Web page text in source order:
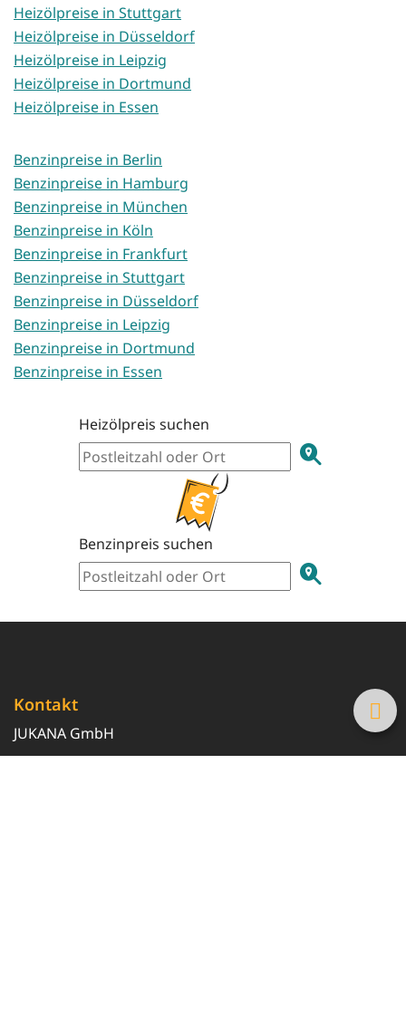
Heizölpreise in Stuttgart
Heizölpreise in Düsseldorf
Heizölpreise in Leipzig
Heizölpreise in Dortmund
Heizölpreise in Essen
Benzinpreise in Berlin
Benzinpreise in Hamburg
Benzinpreise in München
Benzinpreise in Köln
Benzinpreise in Frankfurt
Benzinpreise in Stuttgart
Benzinpreise in Düsseldorf
Benzinpreise in Leipzig
Benzinpreise in Dortmund
Benzinpreise in Essen
Heizölpreis suchen
Benzinpreis suchen
Kontakt
JUKANA GmbH